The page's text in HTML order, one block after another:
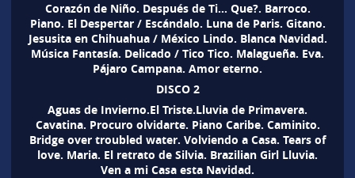
Corazón de Niño. Después de Ti… Que?. Barroco.
Piano. El Despertar / Escándalo. Luna de Paris. Gitano.
Jesusita en Chihuahua / México Lindo. Blanca Navidad.
Música Fantasía. Delicado / Tico Tico. Malagueña. Eva.
Pájaro Campana. Amor eterno.
DISCO 2
Aguas de Invierno.El Triste.Lluvia de Primavera.
Cavatina. Procuro olvidarte. Piano Caribe. Caminito.
Bridge over troubled water. Volviendo a Casa. Tears of
love. Maria. El retrato de Silvia. Brazilian Girl Lluvia.
Ven a mi Casa esta Navidad.